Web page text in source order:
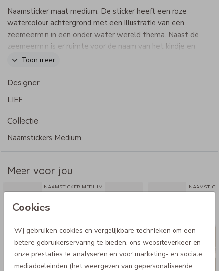
Cookies
Wij gebruiken cookies en vergelijkbare technieken om een
betere gebruikerservaring te bieden, ons websiteverkeer en
onze prestaties te analyseren en voor marketing- en sociale
mediadoeleinden (het weergeven van gepersonaliseerde
Naamsticker maat medium. De sticker heeft een roze
watercolour achtergrond met een illustratie van een
zeemeermin in een onder water wereld thema. Naast de
zeemeermin is er ruimte voor de naam van het kindje en
een telefoonnummer. Pas het ontwerp naar wens aan in
Dit product maakt onderdeel uit van
- Afmeting: 50x20 mm - Kan in de vaatwasser,
Toon meer
Designer
LIEF
Collectie
Naamstickers Medium
Meer voor jou
NAAMSTICKER MEDIUM